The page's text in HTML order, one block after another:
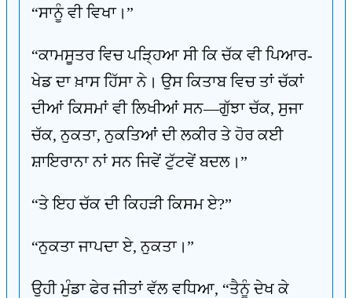
“ਸਾਨੂੰ ਵੀ ਵਿਖਾ।”
“ਕਾਮਸੂਤਰ ਵਿਚ ਪੜ੍ਹਿਆ ਸੀ ਕਿ ਚੱਕ ਵੀ ਪਿਆਰ-
ਖੇਡ ਦਾ ਖ਼ਾਸ ਹਿੱਸਾ ਨੇ। ਉਸ ਕਿਤਾਬ ਵਿਚ ਤਾਂ ਚੱਕਾਂ
ਦੀਆਂ ਕਿਸਮਾਂ ਵੀ ਲਿਖੀਆਂ ਸਨ—ਗੁੱਝਾ ਚੱਕ, ਸੁਜਾ
ਚੱਕ, ਨੁਕਤਾ, ਨੁਕਤਿਆਂ ਦੀ ਲਕੀਰ ਤੇ ਹੋਰ ਕਈ
ਸ਼ਾਇਰਾਨਾ ਨਾਂ ਸਨ ਜਿਵੇਂ ਟੁੱਟਵੇਂ ਬਦਲ।”
“ਤੇ ਇਹ ਚੱਕ ਦੀ ਕਿਹੜੀ ਕਿਸਮ ਏ?”
“ਨੁਕਤਾ ਜਾਪਦਾ ਏ, ਨੁਕਤਾ।”
ਉਹੀ ਮੁੰਡਾ ਫੇਰ ਜੀਤਾਂ ਵੱਲ ਵਧਿਆ, “ਤੈਨੂੰ ਦੇਖ ਕੇ